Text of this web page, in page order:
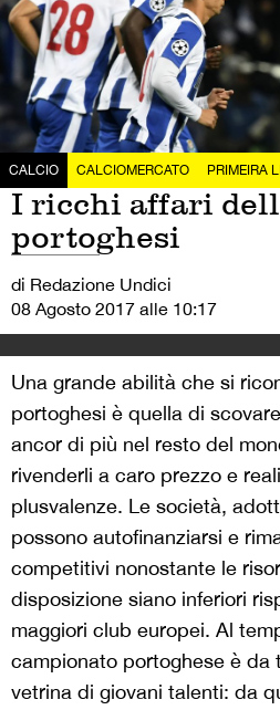
CALCIO CALCIOMERCATO PRIMEIRA
I ricchi affari
portoghesi
di Redazione Undici
08 Agosto 2017 alle 10:17
Una grande abilità che si
portoghesi è quella di
ancor di più nel resto del
rivenderli a caro prezzo e
plusvalenze. Le società,
possono autofinanziarsi e
competitivi nonostante le
disposizione siano inferiori
maggiori club europei. Al
campionato portoghese è da
vetrina di giovani talenti: da